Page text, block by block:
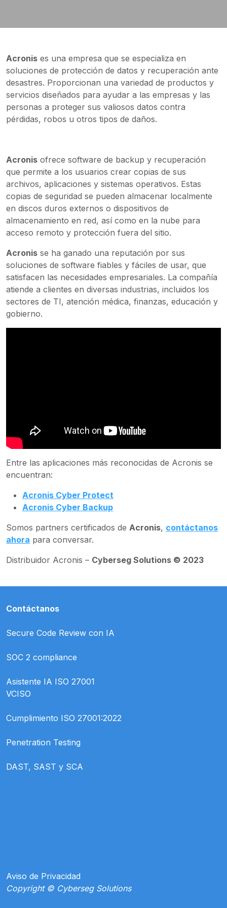
Acronis es una empresa que se especializa en
soluciones de protección de datos y recuperación ante
desastres. Proporcionan una variedad de productos y
servicios diseñados para ayudar a las empresas y las
personas a proteger sus valiosos datos contra
pérdidas, robos u otros tipos de daños.
Acronis ofrece software de backup y recuperación
que permite a los usuarios crear copias de sus
archivos, aplicaciones y sistemas operativos. Estas
copias de seguridad se pueden almacenar localmente
en discos duros externos o dispositivos de
almacenamiento en red, así como en la nube para
acceso remoto y protección fuera del sitio.
Acronis se ha ganado una reputación por sus
soluciones de software fiables y fáciles de usar, que
satisfacen las necesidades empresariales. La compañía
atiende a clientes en diversas industrias, incluidos los
sectores de TI, atención médica, finanzas, educación y
gobierno.
Entre las aplicaciones más reconocidas de Acronis se
encuentran:
Acronis Cyber Protect
Acronis Cyber Backup
Somos partners certificados de Acronis, contáctanos
ahora para conversar.
Distribuidor Acronis – Cyberseg Solutions © 2023
Contáctanos
Secure Code Review con IA
SOC 2 compliance
Asistente IA ISO 27001
VCISO
Cumplimiento ISO 27001:2022
Penetration Testing
DAST, SAST y SCA
Aviso de Privacidad
Copyright © Cyberseg Solutions